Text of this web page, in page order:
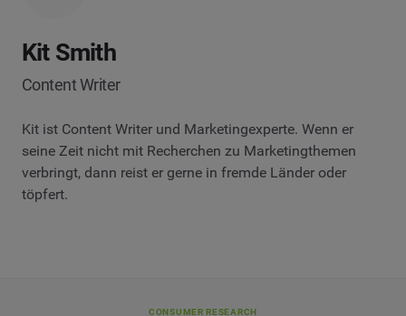
Kit Smith
Content Writer
Kit ist Content Writer und Marketingexperte. Wenn er
seine Zeit nicht mit Recherchen zu Marketingthemen
verbringt, dann reist er gerne in fremde Länder oder
töpfert.
CONSUMER RESEARCH